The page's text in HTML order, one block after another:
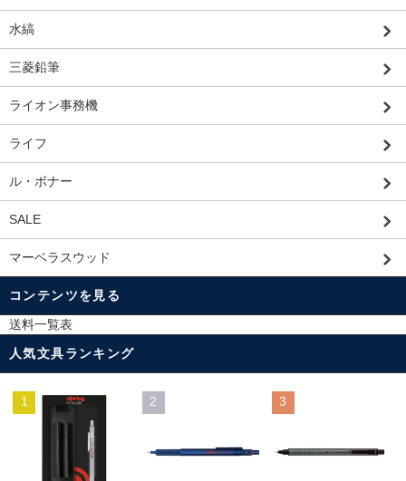
水縞
三菱鉛筆
ライオン事務機
ライフ
ル・ボナー
SALE
マーベラスウッド
コンテンツを見る
送料一覧表
人気文具ランキング
1 2 3